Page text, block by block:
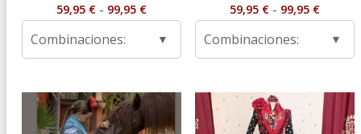
59,95 € - 99,95 €Rango
59,95 €
Combinaciones:
59,95 € - 99,95 €Rango
59,95 €
hasta
Combinaciones: